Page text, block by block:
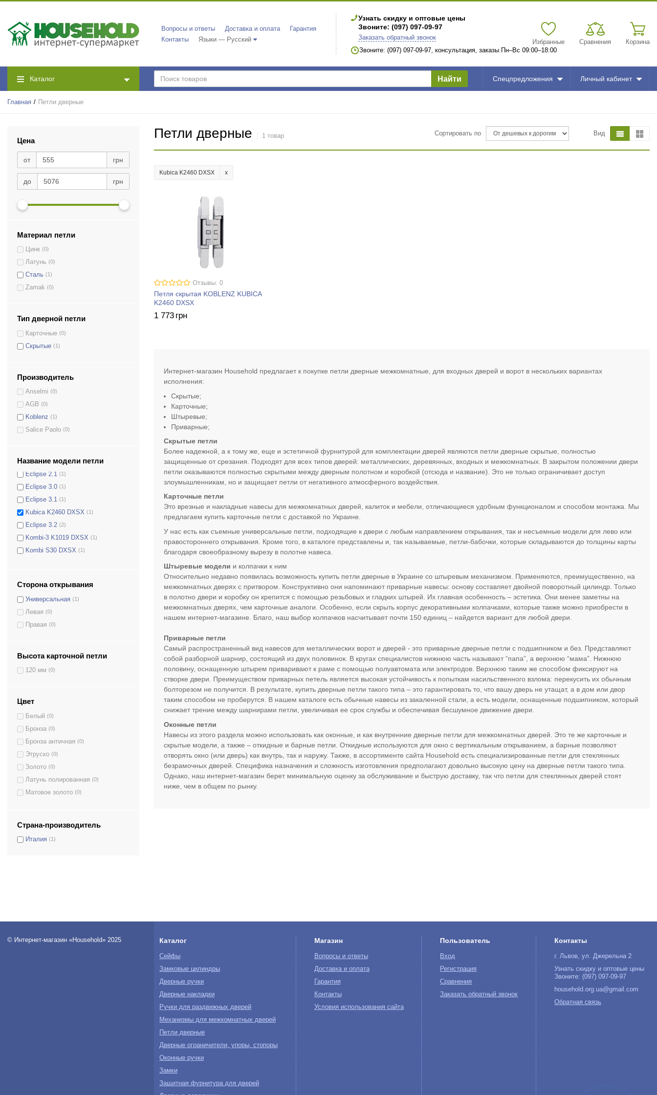
Вопросы и ответы Доставка и оплата
Гарантия
Контакты
Языки — Русский
Узнать скидку и оптовые цены
Звоните: (097) 097-09-97
Заказать обратный звонок
Звоните: (097) 097-09-97, консультация, заказы Пн–Вс 09:00–18:00
Избранные Сравнения Корзина
Каталог Найти Спецпредложения Личный кабинет
Главная Петли дверные
Цена
от грн
до грн
Материал петли
Цинк (0)
Латунь (0)
Сталь (1)
Zamak (0)
Тип дверной петли
Карточные (0)
Скрытые (1)
Производитель
Anselmi (0)
AGB (0)
Koblenz (1)
Salice Paolo (0)
Название модели петли
Eclipse 2.0 (1)
Eclipse 2.1 (1)
Eclipse 3.0 (1)
Eclipse 3.1 (1)
Kubica K2460 DXSX (1)
Eclipse 3.2 (2)
Kombi-3 K1019 DXSX (1)
Kombi S30 DXSX (1)
Kubica Art.K2400 DXSX
Kubica Art.K2700 DXSX
KubiKuadra Art.K3000 DXSX
Kubica K5080
KUBI7 Art.7080 80/100кг
KUBI7 Art.7120 120/140кг
Atomika K8000
Сторона открывания
Универсальная (1)
Левая (0)
Правая (0)
Высота карточной петли
120 мм (0)
Цвет
Белый (0)
Бронза (0)
Бронза античная (0)
Этруско (0)
Золото (0)
Латунь полированная (0)
Матовое золото (0)
Хром матовый (1)
Черный (0)
Страна-производитель
Италия (1)
Петли дверные 1 товар Сортировать по Вид
Kubica K2460 DXSX
Отзывы: 0
Петля скрытая KOBLENZ KUBICA
K2460 DXSX
1 773 грн
Интернет-магазин Household предлагает к покупке петли дверные межкомнатные, для входных дверей и ворот в нескольких вариантах
исполнения:
Скрытые;
Карточные;
Штыревые;
Приварные;
Скрытые петли
Более надежной, а к тому же, еще и эстетичной фурнитурой для комплектации дверей являются петли дверные скрытые, полностью
защищенные от срезания. Подходят для всех типов дверей: металлических, деревянных, входных и межкомнатных. В закрытом положении двери
петли оказываются полностью скрытыми между дверным полотном и коробкой (отсюда и название). Это не только ограничивает доступ
злоумышленникам, но и защищает петли от негативного атмосферного воздействия.
Карточные петли
Это врезные и накладные навесы для межкомнатных дверей, калиток и мебели, отличающиеся удобным функционалом и способом монтажа. Мы
предлагаем купить карточные петли с доставкой по Украине.
У нас есть как съемные универсальные петли, подходящие к двери с любым направлением открывания, так и несъемные модели для лево или
правостороннего открывания. Кроме того, в каталоге представлены и, так называемые, петли-бабочки, которые складываются до толщины карты
благодаря своеобразному вырезу в полотне навеса.
Штыревые модели и колпачки к ним
Относительно недавно появилась возможность купить петли дверные в Украине со штыревым механизмом. Применяются, преимущественно, на
межкомнатных дверях с притвором. Конструктивно они напоминают приварные навесы: основу составляет двойной поворотный цилиндр. Только
в полотно двери и коробку он крепится с помощью резьбовых и гладких штырей. Их главная особенность – эстетика. Они менее заметны на
межкомнатных дверях, чем карточные аналоги. Особенно, если скрыть корпус декоративными колпачками, которые также можно приобрести в
нашем интернет-магазине. Благо, наш выбор колпачков насчитывает почти 150 единиц – найдется вариант для любой двери.
Приварные петли
Самый распространенный вид навесов для металлических ворот и дверей - это приварные дверные петли с подшипником и без. Представляют
собой разборной шарнир, состоящий из двух половинок. В кругах специалистов нижнюю часть называют “папа”, а верхнюю “мама”. Нижнюю
половину, оснащенную штырем приваривают к раме с помощью полуавтомата или электродов. Верхнюю таким же способом фиксируют на
створке двери. Преимуществом приварных петель является высокая устойчивость к попыткам насильственного взлома: перекусить их обычным
болторезом не получится. В результате, купить дверные петли такого типа – это гарантировать то, что вашу дверь не утащат, а в дом или двор
таким способом не проберутся. В нашем каталоге есть обычные навесы из закаленной стали, а есть модели, оснащенные подшипником, который
снижает трение между шарнирами петли, увеличивая ее срок службы и обеспечивая бесшумное движение двери.
Оконные петли
Навесы из этого раздела можно использовать как оконные, и как внутренние дверные петли для межкомнатных дверей. Это те же карточные и
скрытые модели, а также – откидные и барные петли. Откидные используются для окно с вертикальным открыванием, а барные позволяют
отворять окно (или дверь) как внутрь, так и наружу. Также, в ассортименте сайта Household есть специализированные петли для стеклянных
безрамочных дверей. Специфика назначения и сложность изготовления предполагают довольно высокую цену на дверные петли такого типа.
Однако, наш интернет-магазин берет минимальную оценку за обслуживание и быструю доставку, так что петли для стеклянных дверей стоят
ниже, чем в общем по рынку.
© Интернет-магазин «Household» 2025 Каталог
Сейфы
Замковые цилиндры
Дверные ручки
Дверные накладки
Ручки для раздвижных дверей
Механизмы для межкомнатных дверей
Петли дверные
Дверные ограничители, упоры, стопоры
Оконные ручки
Замки
Защитная фурнитура для дверей
Магазин
Вопросы и ответы
Доставка и оплата
Гарантия
Контакты
Условия использования сайта
Пользователь
Вход
Регистрация
Сравнения
Заказать обратный звонок
Контакты
г. Львов, ул. Джерельна 2
Узнать скидку и оптовые цены
Звоните: (097) 097-09-97
household.org.ua@gmail.com
Обратная связь